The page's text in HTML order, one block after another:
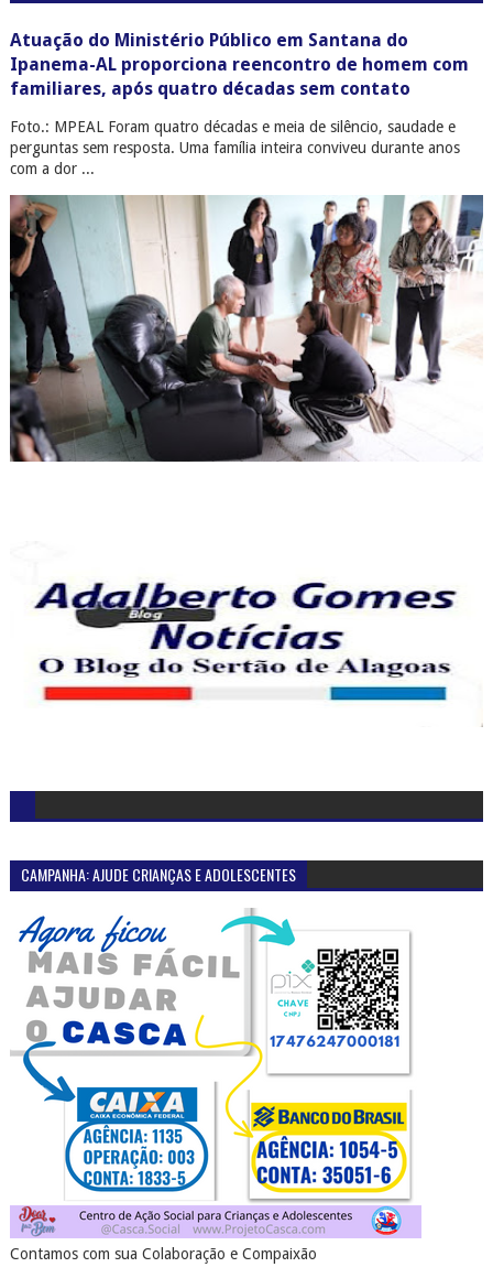
Atuação do Ministério Público em Santana do
Ipanema-AL proporciona reencontro de homem com
familiares, após quatro décadas sem contato
Foto.: MPEAL Foram quatro décadas e meia de silêncio, saudade e
perguntas sem resposta. Uma família inteira conviveu durante anos
com a dor ...
CAMPANHA: AJUDE CRIANÇAS E ADOLESCENTES
Contamos com sua Colaboração e Compaixão